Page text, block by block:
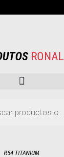
RONAL
R54 TITANIUM